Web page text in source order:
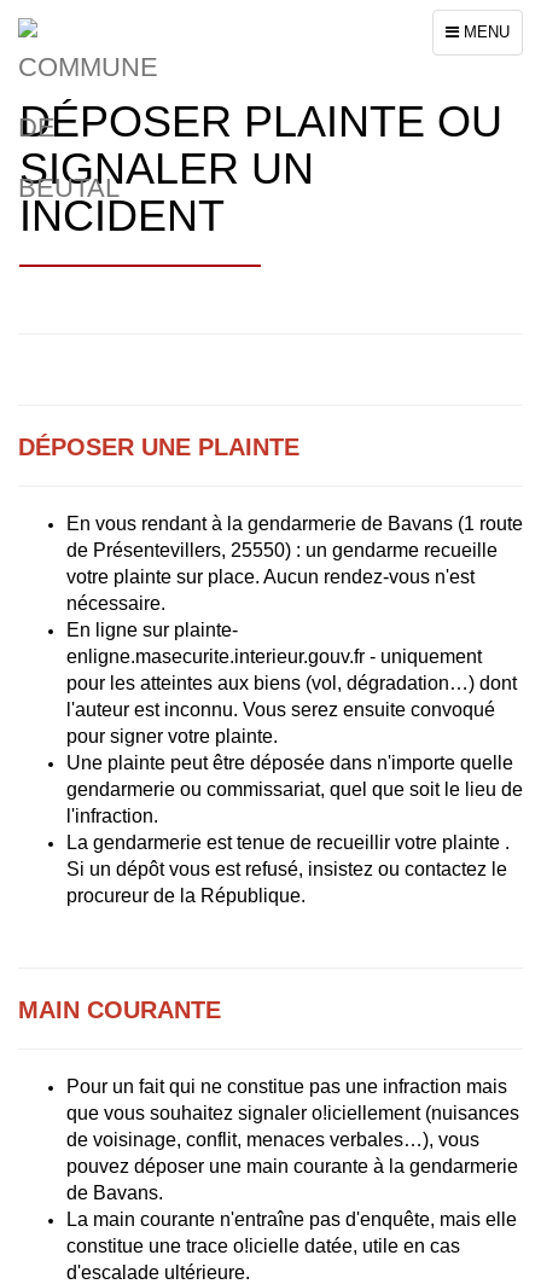
Toggle
navigation
MENU
DÉPOSER PLAINTE OU
SIGNALER UN
INCIDENT
DÉPOSER UNE PLAINTE
En vous rendant à la gendarmerie de Bavans (1 route
de Présentevillers, 25550) : un gendarme recueille
votre plainte sur place. Aucun rendez-vous n'est
nécessaire.
En ligne sur plainte-
enligne.masecurite.interieur.gouv.fr - uniquement
pour les atteintes aux biens (vol, dégradation…) dont
l'auteur est inconnu. Vous serez ensuite convoqué
pour signer votre plainte.
Une plainte peut être déposée dans n'importe quelle
gendarmerie ou commissariat, quel que soit le lieu de
l'infraction.
La gendarmerie est tenue de recueillir votre plainte .
Si un dépôt vous est refusé, insistez ou contactez le
procureur de la République.
MAIN COURANTE
Pour un fait qui ne constitue pas une infraction mais
que vous souhaitez signaler o!iciellement (nuisances
de voisinage, conflit, menaces verbales…), vous
pouvez déposer une main courante à la gendarmerie
de Bavans.
La main courante n'entraîne pas d'enquête, mais elle
constitue une trace o!icielle datée, utile en cas
d'escalade ultérieure.